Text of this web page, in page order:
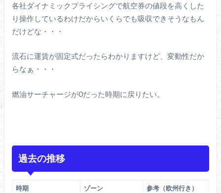
各社ダイナミックプライシングで航空券の値段を高くした
り操作しているわけだからいくらでも吸収できそうなもん
だけどな・・・
流石に運賃が固定式だったらわかりますけど、変動性だか
らなぁ・・・
燃油サーチャージが0だった時期に戻りたい。
過去の推移
時期 ゾーン 参考（欧州行き）